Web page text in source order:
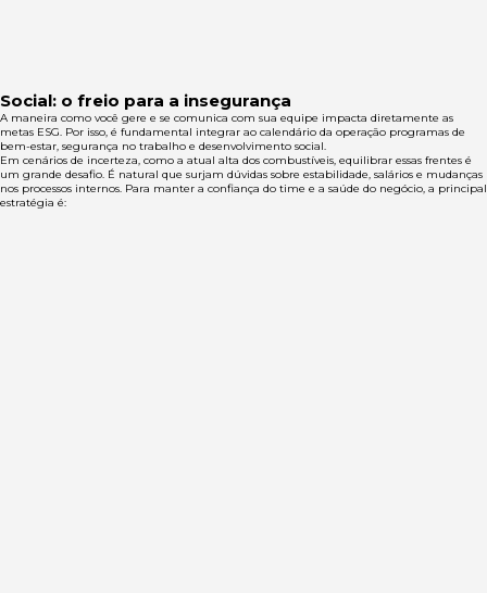
Social: o freio para a insegurança
A maneira como você gere e se comunica com sua equipe impacta diretamente as
metas ESG. Por isso, é fundamental integrar ao calendário da operação programas de
bem-estar, segurança no trabalho e desenvolvimento social.
Em cenários de incerteza, como a atual alta dos combustíveis, equilibrar essas frentes é
um grande desafio. É natural que surjam dúvidas sobre estabilidade, salários e mudanças
nos processos internos. Para manter a confiança do time e a saúde do negócio, a principal
estratégia é: